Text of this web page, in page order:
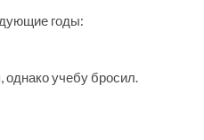
годы:
однако учебу бросил.